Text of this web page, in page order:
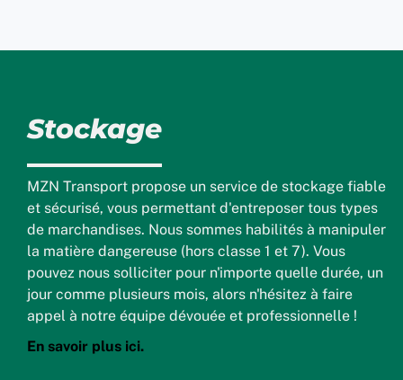
Stockage
MZN Transport propose un service de stockage fiable
et sécurisé, vous permettant d'entreposer tous types
de marchandises. Nous sommes habilités à manipuler
la matière dangereuse (hors classe 1 et 7). Vous
pouvez nous solliciter pour n'importe quelle durée, un
jour comme plusieurs mois, alors n'hésitez à faire
appel à notre équipe dévouée et professionnelle !
En savoir plus ici.